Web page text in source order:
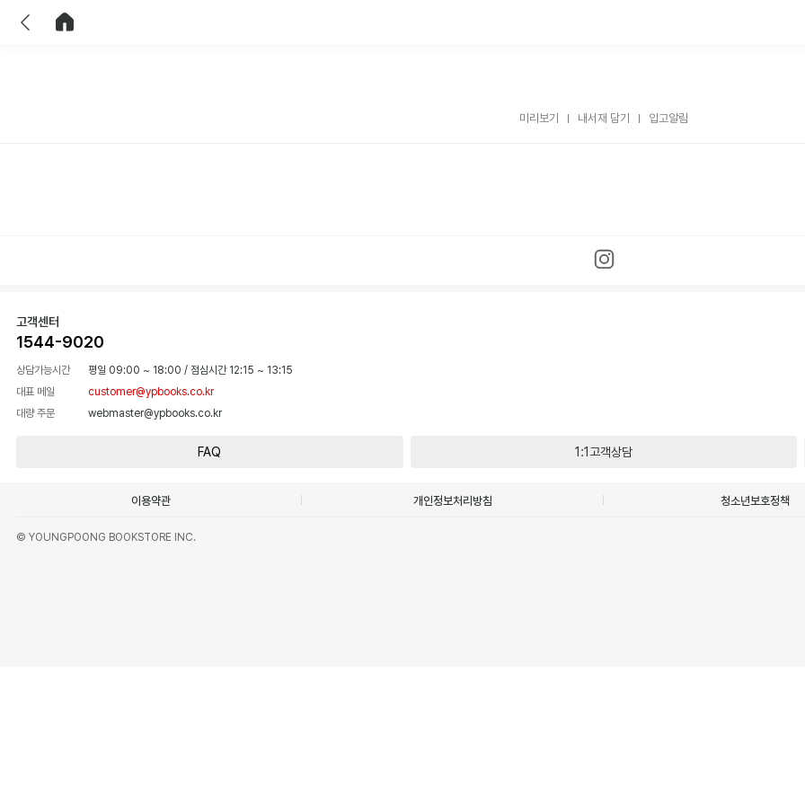
미리보기 내서재 담기 입고알림
고객센터
1544-9020
상담가능시간 평일 09:00 ~ 18:00 / 점심시간 12:15 ~ 13:15
대표 메일
customer@ypbooks.co.kr
대량 주문
webmaster@ypbooks.co.kr
FAQ 1:1고객상담
이용약관 개인정보처리방침 청소년보호정책
© YOUNGPOONG BOOKSTORE INC.